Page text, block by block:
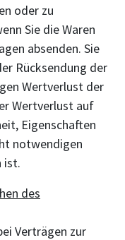
oder zu
Sie die Waren
absenden. Sie
Rücksendung der
Wertverlust der
Wertverlust auf
Eigenschaften
notwendigen
ist.
des
Verträgen zur